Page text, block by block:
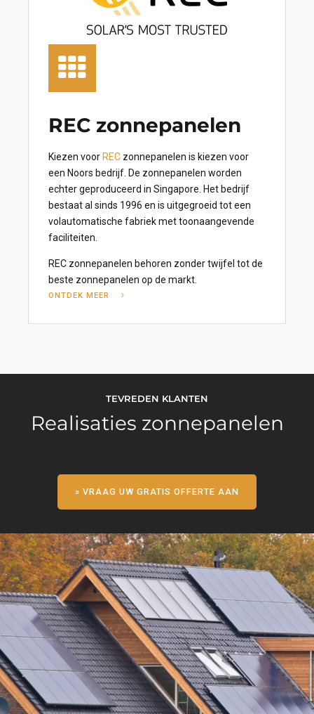
REC zonnepanelen
Kiezen voor REC zonnepanelen is kiezen voor
een Noors bedrijf. De zonnepanelen worden
echter geproduceerd in Singapore. Het bedrijf
bestaat al sinds 1996 en is uitgegroeid tot een
volautomatische fabriek met toonaangevende
faciliteiten.
REC zonnepanelen behoren zonder twijfel tot de
beste zonnepanelen op de markt.
ONTDEK MEER
TEVREDEN KLANTEN
Realisaties zonnepanelen
» VRAAG UW GRATIS OFFERTE AAN
Meise
39 QCELLS zonnepanelen full Black
340 Wp
13.260 Wp vermogen
Jaarlijks 13 ton C02 besparing